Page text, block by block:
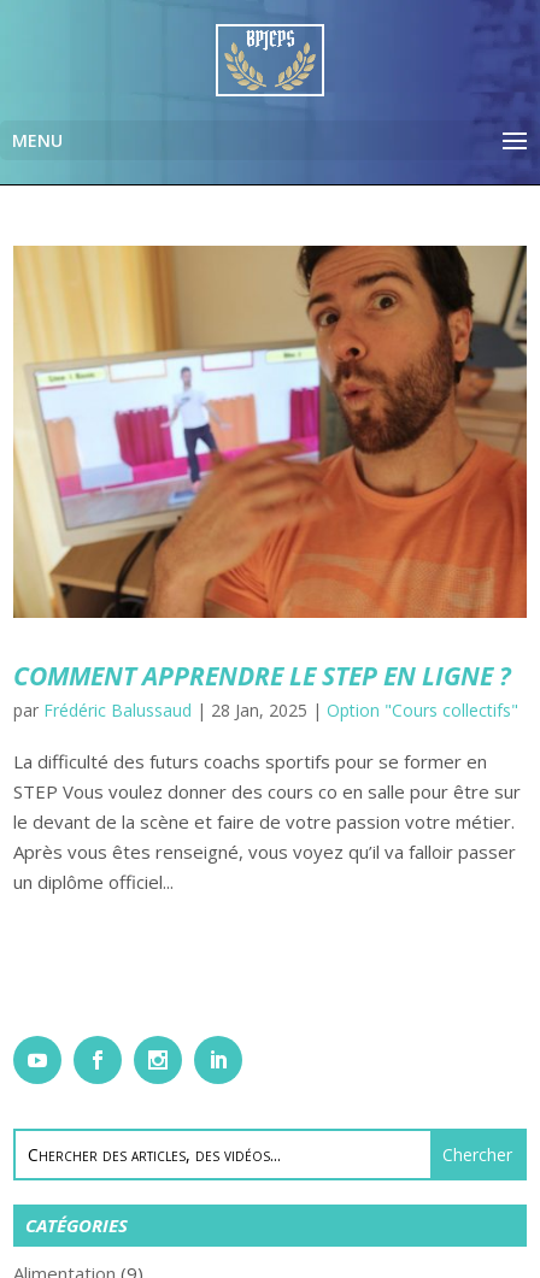
COMMENT APPRENDRE LE STEP EN LIGNE ?
par Frédéric Balussaud | 28 Jan, 2025 |Option "Cours collectifs"
La difficulté des futurs coachs sportifs pour se former en
STEP Vous voulez donner des cours co en salle pour être sur
le devant de la scène et faire de votre passion votre métier.
Après vous êtes renseigné, vous voyez qu’il va falloir passer
un diplôme officiel...
CATÉGORIES
Alimentation (9)